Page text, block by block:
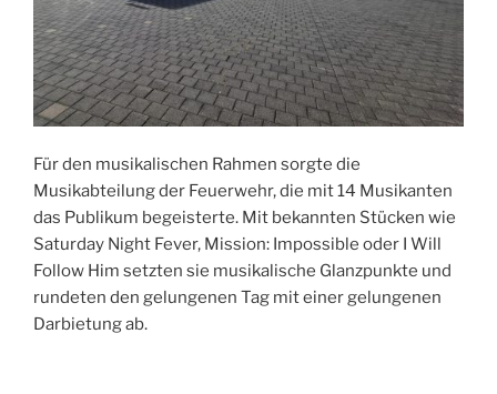
Für den musikalischen Rahmen sorgte die
Musikabteilung der Feuerwehr, die mit 14 Musikanten
das Publikum begeisterte. Mit bekannten Stücken wie
Saturday Night Fever, Mission: Impossible oder I Will
Follow Him setzten sie musikalische Glanzpunkte und
rundeten den gelungenen Tag mit einer gelungenen
Darbietung ab.